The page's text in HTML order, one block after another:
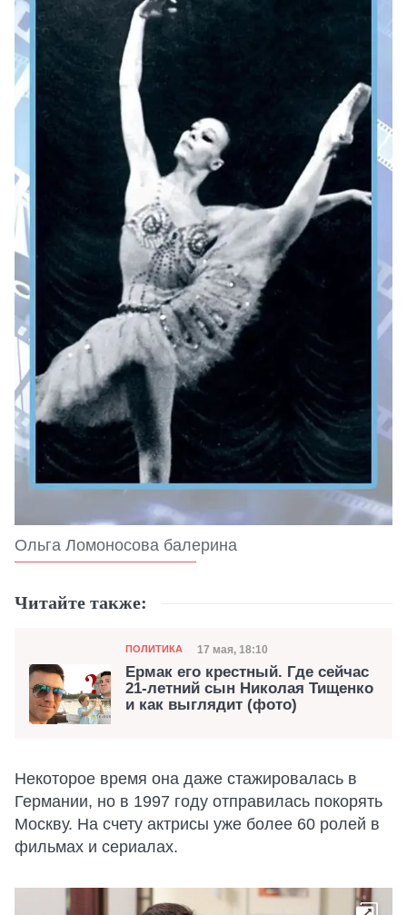
Ольга Ломоносова балерина
Читайте также:
Категория
ПОЛИТИКА Дата публикации
17 мая, 18:10
Ермак его крестный. Где сейчас
21-летний сын Николая Тищенко
и как выглядит (фото)
Некоторое время она даже стажировалась в
Германии, но в 1997 году отправилась покорять
Москву. На счету актрисы уже более 60 ролей в
фильмах и сериалах.